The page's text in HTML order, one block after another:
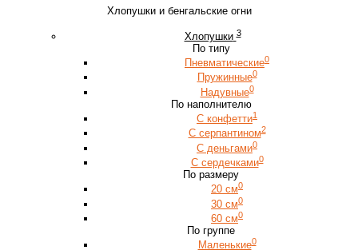
Хлопушки и бенгальские огни
Хлопушки 3
По типу
Пневматические0
Пружинные0
Надувные0
По наполнителю
С конфетти1
С серпантином2
С деньгами0
С сердечками0
По размеру
20 см0
30 см0
60 см0
По группе
Маленькие0